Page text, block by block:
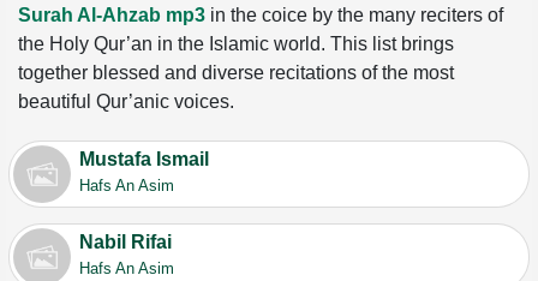
Surah Al-Ahzab mp3 in the coice by the many reciters of
the Holy Qur’an in the Islamic world. This list brings
together blessed and diverse recitations of the most
beautiful Qur’anic voices.
Mustafa Ismail
Hafs An Asim
Nabil Rifai
Hafs An Asim